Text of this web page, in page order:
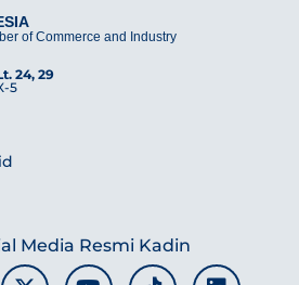
of Commerce and Industry
24, 29
5
Media Resmi Kadin